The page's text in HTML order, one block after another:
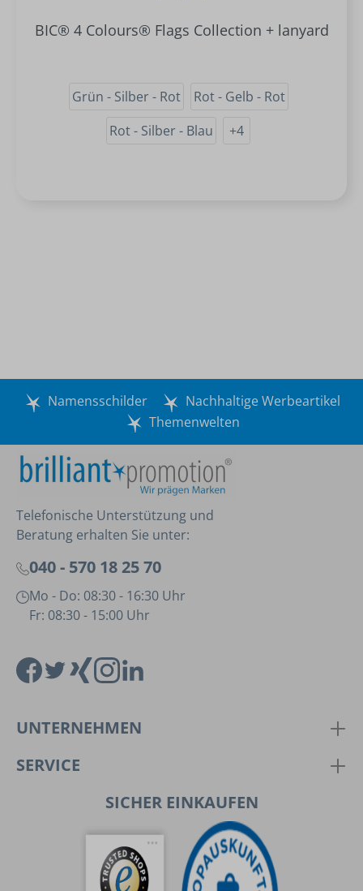
BIC® 4 Colours® Flags Collection + lanyard
Grün - Silber - Rot
Rot - Gelb - Rot
Rot - Silber - Blau
+4
Namensschilder
Nachhaltige Werbeartikel
Themenwelten
Telefonische Unterstützung und
Beratung erhalten Sie unter:
040 - 570 18 25 70
Mo - Do: 08:30 - 16:30 Uhr
Fr: 08:30 - 15:00 Uhr
UNTERNEHMEN
SERVICE
SICHER EINKAUFEN